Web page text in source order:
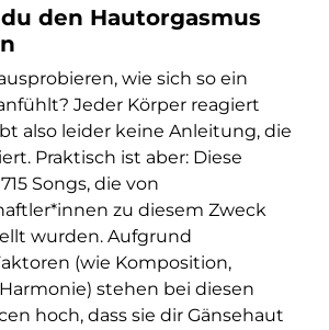
den Hautorgasmus
wie sich so ein
Jeder Körper reagiert
also leider keine Anleitung, die
Praktisch ist aber: Diese
Songs, die von
zu diesem Zweck
wurden. Aufgrund
(wie Komposition,
stehen bei diesen
hoch, dass sie dir Gänsehaut